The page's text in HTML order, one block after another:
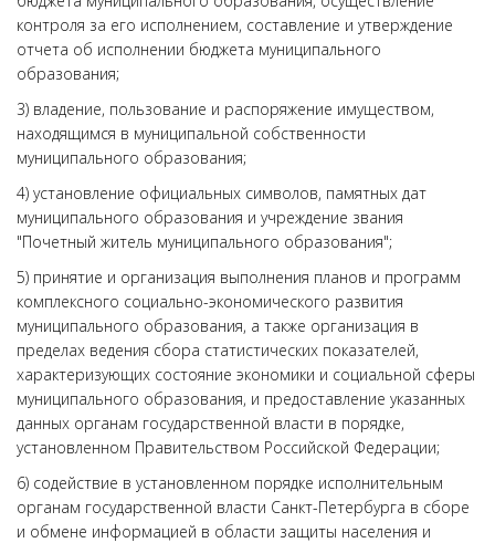
контроля за его исполнением, составление и утверждение
отчета об исполнении бюджета муниципального
образования;
3) владение, пользование и распоряжение имуществом,
находящимся в муниципальной собственности
муниципального образования;
4) установление официальных символов, памятных дат
муниципального образования и учреждение звания
"Почетный житель муниципального образования";
5) принятие и организация выполнения планов и программ
комплексного социально-экономического развития
муниципального образования, а также организация в
пределах ведения сбора статистических показателей,
характеризующих состояние экономики и социальной сферы
муниципального образования, и предоставление указанных
данных органам государственной власти в порядке,
установленном Правительством Российской Федерации;
6) содействие в установленном порядке исполнительным
органам государственной власти Санкт-Петербурга в сборе
и обмене информацией в области защиты населения и